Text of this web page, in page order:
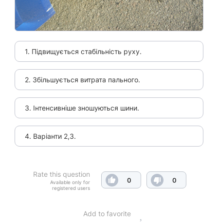
1. Підвищується стабільність руху.
2. Збільшується витрата пального.
3. Інтенсивніше зношуються шини.
4. Варіанти 2,3.
Rate this question
Available only for
registered users
0 0
Add to favorite